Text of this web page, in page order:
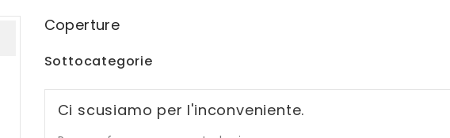
Coperture
Sottocategorie
Ci scusiamo per l'inconveniente.